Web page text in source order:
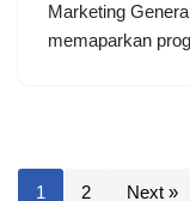
Marketing
memaparkan
1 2 Next »